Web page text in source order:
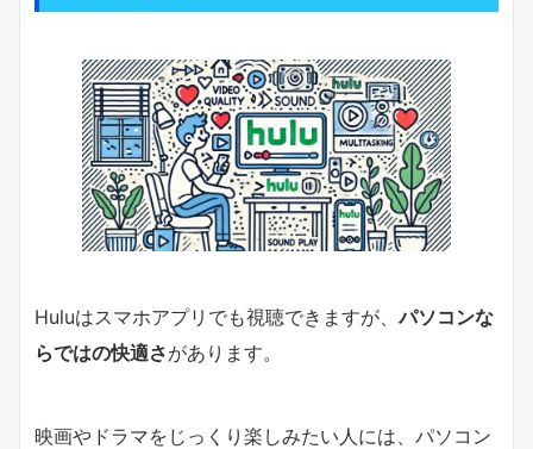
Huluはスマホアプリでも視聴できますが、パソコンな
らではの快適さがあります。
映画やドラマをじっくり楽しみたい人には、パソコン